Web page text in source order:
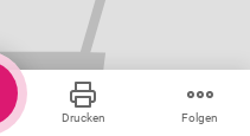
Drucken Folgen